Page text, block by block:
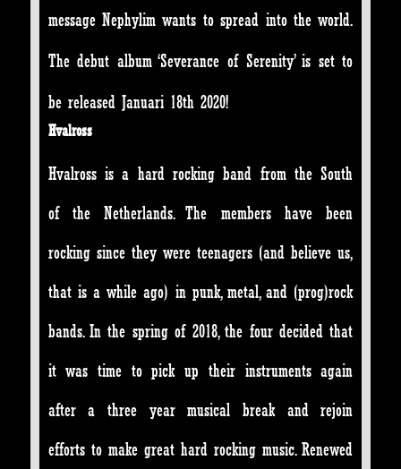
message Nephylim wants to spread into the world.
The debut album ‘Severance of Serenity’ is set to
be released Januari 18th 2020!
Hvalross
Hvalross is a hard rocking band from the South
of the Netherlands. The members have been
rocking since they were teenagers (and believe us,
that is a while ago) in punk, metal, and (prog)rock
bands. In the spring of 2018, the four decided that
it was time to pick up their instruments again
after a three year musical break and rejoin
efforts to make great hard rocking music. Renewed